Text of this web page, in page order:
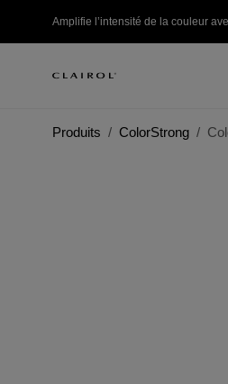
Amplifie l’intensité de la couleur
Produits ColorStrong